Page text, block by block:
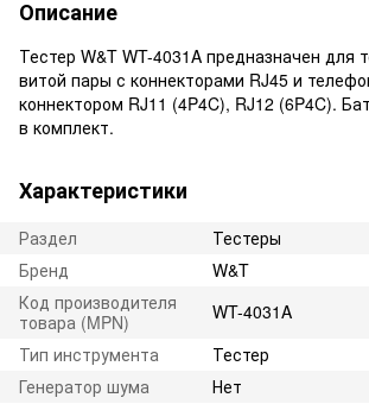
Описание
Тестер W&T WT-4031A предназначен для
витой пары с коннекторами RJ45 и
коннектором RJ11 (4P4C), RJ12 (6P4C).
в комплект.
Характеристики
Раздел
Тестеры
Бренд
W&T
Код производителя
товара (MPN)
WT-4031A
Тип инструмента
Тестер
Генератор шума
Нет